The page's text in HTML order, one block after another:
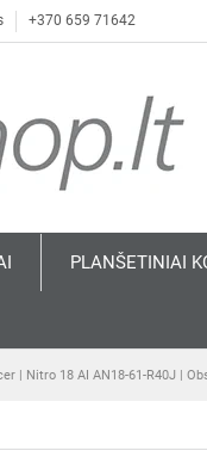
+370 659 71642
PLANŠETINIAI
| Nitro 18 AI AN18-61-R40J |